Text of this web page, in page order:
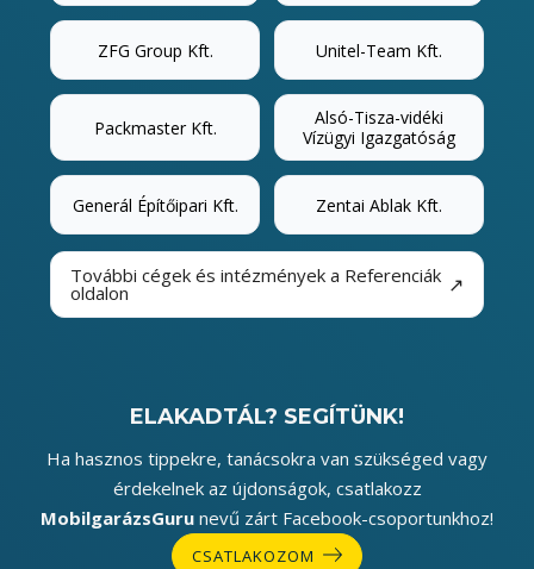
ZFG Group Kft. Unitel-Team Kft.
Packmaster Kft.
Alsó-Tisza-vidéki
Vízügyi Igazgatóság
Generál Építőipari Kft. Zentai Ablak Kft.
További cégek és intézmények a Referenciák
oldalon ↗
ELAKADTÁL? SEGÍTÜNK!
Ha hasznos tippekre, tanácsokra van szükséged vagy
érdekelnek az újdonságok, csatlakozz
MobilgarázsGuru nevű zárt Facebook-csoportunkhoz!
CSATLAKOZOM